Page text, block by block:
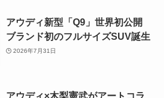
アウディ新型「Q9」世界初公開
ブランド初のフルサイズSUV誕生
2026年7月31日